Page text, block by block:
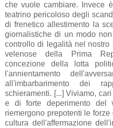
che vuole cambiare. Invece
teatrino pericoloso degli
di frenetico allestimento la
giornalistiche di un modo
controllo di legalità nel
velenose della Prima
concezione della lotta
l'annientamento
all'imbarbarimento dei
schieramenti. [...] Viviamo,
e di forte deperimento del
riemergono prepotenti le
cultura dell'affermazione